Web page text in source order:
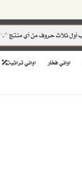
اواني فخار اواني تراثية